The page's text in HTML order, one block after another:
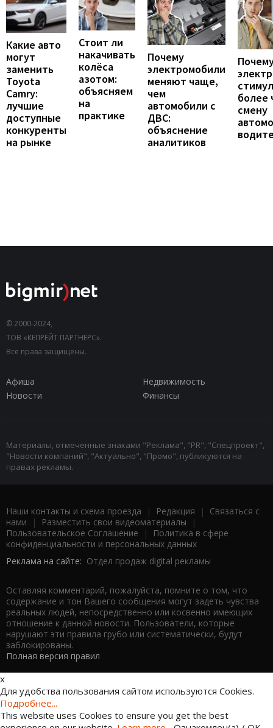
Какие авто
могут
заменить
Toyota
Camry:
лучшие
доступные
конкуренты
на рынке
Стоит ли
накачивать
колёса
азотом:
объясняем
на
практике
Почему
электромобили
меняют чаще,
чем
автомобили с
ДВС:
объяснение
аналитиков
более
смену
© 2000-2024,
ТОВ «КЕПРЕЙТ ПАРТНЕРС».
Все права защищены.
Афиша
Недвижимость
Новости
Финансы
Материалы, отмеченные знаками "Реклама", "PR", "Спецпроект",
"Новости компаний", "Актуально", "Промо", публикуются на
правах рекламы.
Наши контакты и схема проезда | Редакция | Связаться с
нами | Разместить свои видеоматериалы |
Пользовательское Соглашение |
Политика в сфере
конфиденциальности и персональных данных
Реклама на сайте: Отдел продаж digital рекламы
Оставляя комментарий, пожалуйста, помните о том, что
содержание и тон Вашего сообщения могут задеть чувства
реальных людей, непосредственно или косвенно имеющих
отношение к данной новости. Пользователи, которые
нарушают эти правила грубо или систематически, будут
заблокированы.
Полная версия правил
x
Для удобства пользования сайтом используются Cookies.
Подробнее...
This website uses Cookies to ensure you get the best